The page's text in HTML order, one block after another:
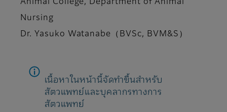
Nursing
Dr. Yasuko Watanabe（BVSc, BVM&S）
เนื้อหาในหน้านี้จัดทำขึ้นสำหรับ
สัตวแพทย์และบุคลากรทางการ
สัตวแพทย์